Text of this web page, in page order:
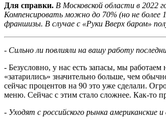
Для справки. В Московской области в 2022
Компенсировать можно до 70% (но не более
франшизы. В случае с «Руки Вверх баром»
- Сильно ли повлияли на вашу работу
- Безусловно, у нас есть запасы, мы
«затарились» значительно больше, чем
сейчас процентов на 90 это уже сделали.
меню. Сейчас с этим стало сложнее. Как-то
- Уходят с российского рынка американские